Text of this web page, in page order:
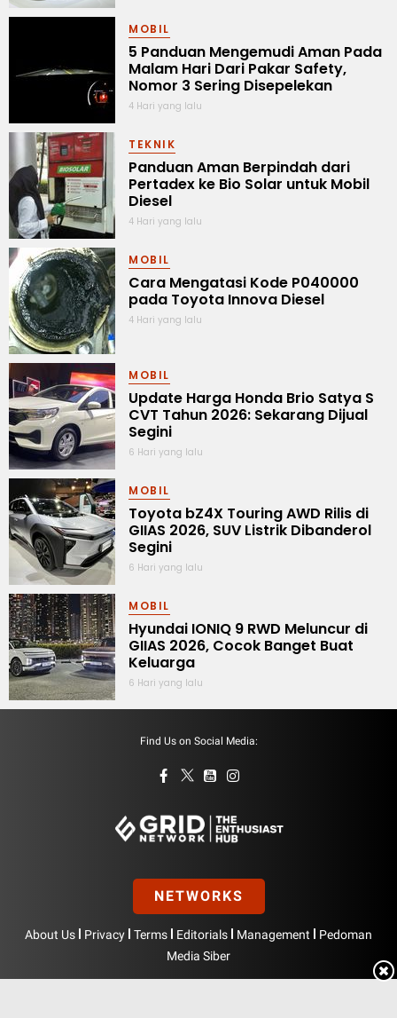
MOBIL
5 Panduan Mengemudi Aman Pada
Malam Hari Dari Pakar Safety,
Nomor 3 Sering Disepelekan
4 Hari yang lalu
TEKNIK
Panduan Aman Berpindah dari
Pertadex ke Bio Solar untuk Mobil
Diesel
4 Hari yang lalu
MOBIL
Cara Mengatasi Kode P040000
pada Toyota Innova Diesel
4 Hari yang lalu
MOBIL
Update Harga Honda Brio Satya S
CVT Tahun 2026: Sekarang Dijual
Segini
6 Hari yang lalu
MOBIL
Toyota bZ4X Touring AWD Rilis di
GIIAS 2026, SUV Listrik Dibanderol
Segini
6 Hari yang lalu
MOBIL
Hyundai IONIQ 9 RWD Meluncur di
GIIAS 2026, Cocok Banget Buat
Keluarga
6 Hari yang lalu
Find Us on Social Media:
NETWORKS
About Us Privacy Terms Editorials Management
Pedoman
Media Siber